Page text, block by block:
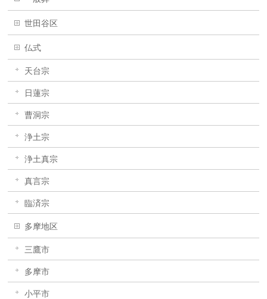
世田谷区
仏式
天台宗
日蓮宗
曹洞宗
浄土宗
浄土真宗
真言宗
臨済宗
多摩地区
三鷹市
多摩市
小平市